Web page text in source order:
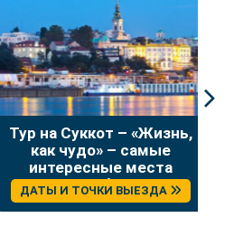
Тур на Суккот – «Жизнь,
как чудо» – самые
интересные места
Сербии
ДАТЫ И ТОЧКИ ВЫЕЗДА